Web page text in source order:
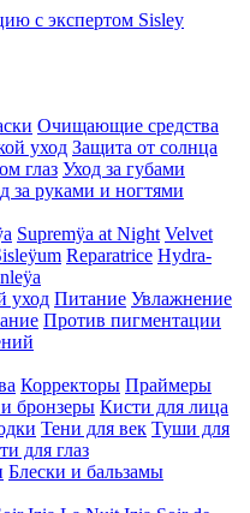
с экспертом Sisley
Очищающие средства
уход Защита от солнца
глаз Уход за губами
за руками и ногтями
Supremÿa at Night Velvet
Reparatrice Hydra-
уход Питание Увлажнение
Против пигментации
Корректоры Праймеры
бронзеры Кисти для лица
Тени для век Туши для
для глаз
Блески и бальзамы